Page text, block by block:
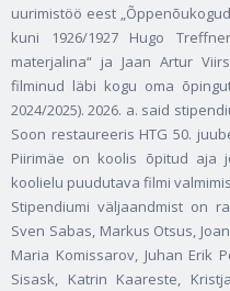
uurimistöö eest
kuni 1926/1927 Hugo
materjalina“ ja Jaan Artur
filminud läbi kogu oma
2024/2025). 2026. a. said
Soon restaureeris HTG 50.
Piirimäe on koolis õpitud aja
koolielu puudutava filmi
Stipendiumi väljaandmist on
Sven Sabas, Markus Otsus,
Maria Komissarov, Juhan Erik
Sisask, Katrin Kaareste,